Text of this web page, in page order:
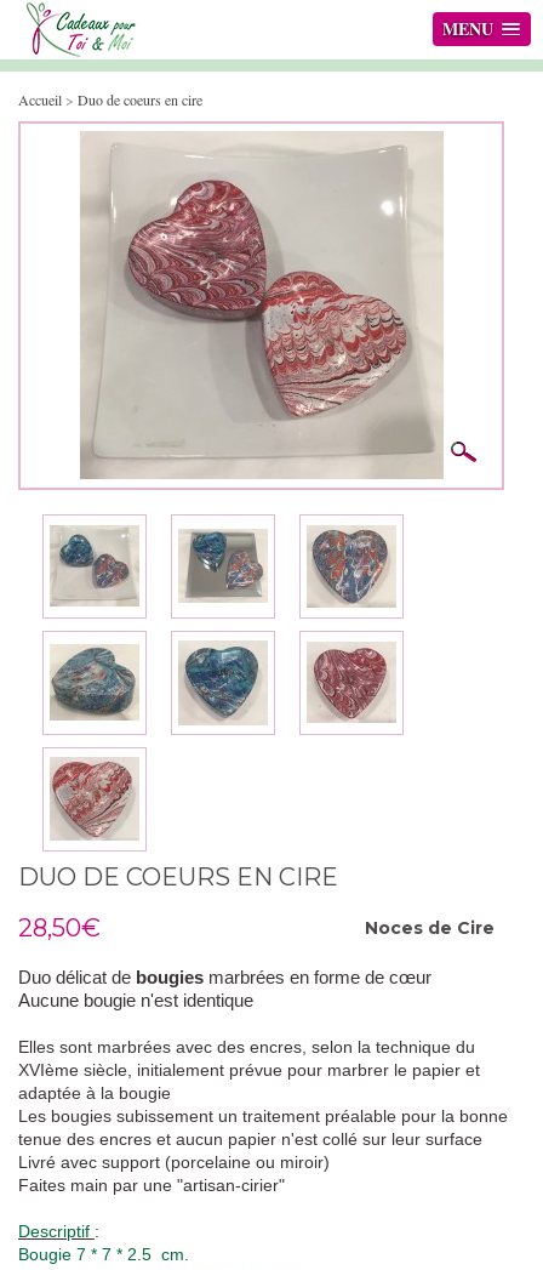
MENU
Accueil> Duo de coeurs en cire
DUO DE COEURS EN CIRE
28,50€
Noces de Cire
Duo délicat de bougies marbrées en forme de cœur
Aucune bougie n'est identique
Elles sont marbrées avec des encres, selon la technique du
XVIème siècle, initialement prévue pour marbrer le papier et
adaptée à la bougie
Les bougies subissement un traitement préalable pour la bonne
tenue des encres et aucun papier n'est collé sur leur surface
Livré avec support (porcelaine ou miroir)
Faites main par une "artisan-cirier"
Descriptif :
Bougie 7 * 7 * 2.5 cm.